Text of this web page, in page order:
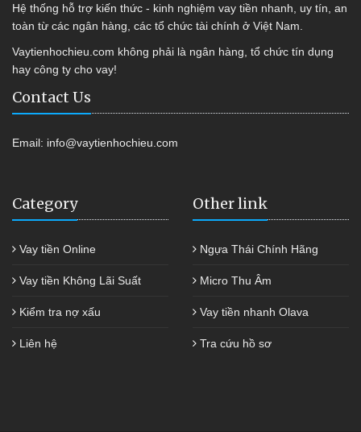
Hệ thống hỗ trợ kiến thức - kinh nghiệm vay tiền nhanh, uy tín, an
toàn từ các ngân hàng, các tổ chức tài chính ở Việt Nam.
Vaytienhochieu.com không phải là ngân hàng, tổ chức tín dụng
hay công ty cho vay!
Contact Us
Email: info@vaytienhochieu.com
Category
Vay tiền Online
Vay tiền Không Lãi Suất
Kiểm tra nợ xấu
Liên hệ
Other link
Ngựa Thái Chính Hãng
Micro Thu Âm
Vay tiền nhanh Olava
Tra cứu hồ sơ